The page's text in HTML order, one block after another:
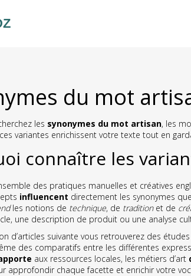
du mot
les synonymes du mot artisan, les
variantes enrichissent votre texte tout en
connaître les
des pratiques manuelles et créatives
influencent directement les synonymes
les notions de technique, de traditionet de
une description de produit ou une analyse
d’articles suivante vous retrouverez des
des comparatifs entre les différentes
aux ressources locales, les métiers d’art
approfondir chaque facette et enrichir votre